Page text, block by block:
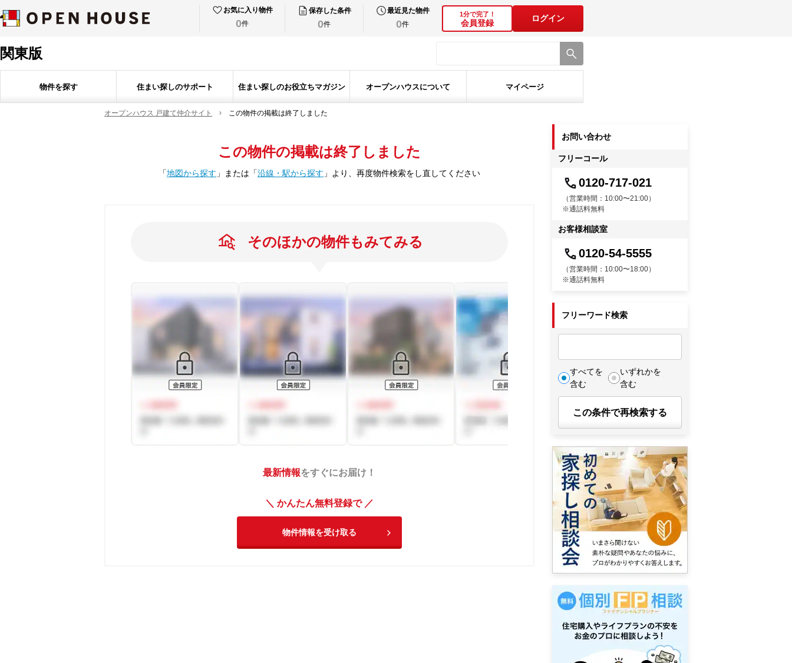
お気に入り物件
0件
保存した条件
0件
最近見た物件
0件
1分で完了！
会員登録
ログイン
関東版
物件を探す 住まい探しのサポート 住まい探しのお役立ちマガジン オープンハウスについて マイページ
オープンハウス 戸建て仲介サイト この物件の掲載は終了しました
この物件の掲載は終了しました
「地図から探す 」 または 「沿線・駅から探す 」 より、再度物件検索をし直してください
そのほかの物件もみてみる
最新情報をすぐにお届け！
＼ かんたん無料登録で ／
物件情報を受け取る
お問い合わせ
フリーコール
0120-717-021
（営業時間：10:00〜21:00）
※通話料無料
お客様相談室
0120-54-5555
（営業時間：10:00〜18:00）
※通話料無料
フリーワード検索
すべてを
含む
いずれかを
含む
この条件で再検索する